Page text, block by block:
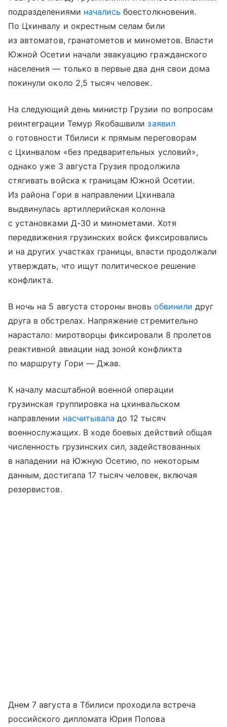
подразделениями начались боестолкновения.
По Цхинвалу и окрестным селам били
из автоматов, гранатометов и минометов. Власти
Южной Осетии начали эвакуацию гражданского
населения — только в первые два дня свои дома
покинули около 2,5 тысяч человек.
На следующий день министр Грузии по вопросам
реинтеграции Темур Якобашвилизаявил
о готовности Тбилиси к прямым переговорам
с Цхинвалом «без предварительных условий»,
однако уже 3 августа Грузия продолжила
стягивать войска к границам Южной Осетии.
Из района Гори в направлении Цхинвала
выдвинулась артиллерийская колонна
с установками Д-30 и минометами. Хотя
передвижения грузинских войск фиксировались
и на других участках границы, власти продолжали
утверждать, что ищут политическое решение
конфликта.
В ночь на 5 августа стороны вновь обвинили друг
друга в обстрелах. Напряжение стремительно
нарастало: миротворцы фиксировали 8 пролетов
реактивной авиации над зоной конфликта
по маршруту Гори — Джав.
К началу масштабной военной операции
грузинская группировка на цхинвальском
направлении насчитывала до 12 тысяч
военнослужащих. В ходе боевых действий общая
численность грузинских сил, задействованных
в нападении на Южную Осетию, по некоторым
данным, достигала 17 тысяч человек, включая
резервистов.
Днем 7 августа в Тбилиси проходила встреча
российского дипломата Юрия Попова